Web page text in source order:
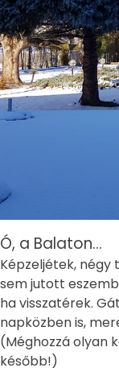
Ó, a Balaton…
Képzeljétek,
sem jutott
ha visszatérek.
napközben is,
(Méghozzá olyan
később!)